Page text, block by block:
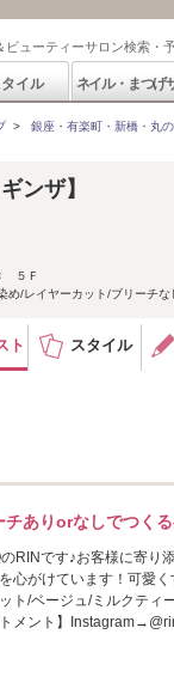
ューティーサロン検索・
イル ネイル・まつげ
> 銀座・有楽町・新橋・丸
ンザ】
５Ｆ
/レイヤーカット/ブリーチな
ト スタイル
チありorなしでつく
RINです♪お客様に寄り
心がけています！可愛
ト/ベージュ/ミルクティ
トメント】